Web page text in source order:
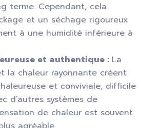
terme. Cependant, cela
et un séchage rigoureux
à une humidité inférieure à
et authentique : La
la chaleur rayonnante créent
et conviviale, difficile
d’autres systèmes de
de chaleur est souvent